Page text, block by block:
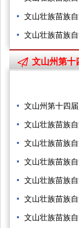
会公告
文山壮族苗族
会公告
文山壮族苗族
会 财政经济委
 文山州第十
文山州第十四
闭幕
文山壮族苗族
会第六次会议
报告的决议
文山壮族苗族
会第六次会议
发展第十四个
文山壮族苗族
会第六次会议
和社会发展计
济和社会发展
文山壮族苗族
会第六次会议
文山壮族苗族
会第六次会议
文山壮族苗族